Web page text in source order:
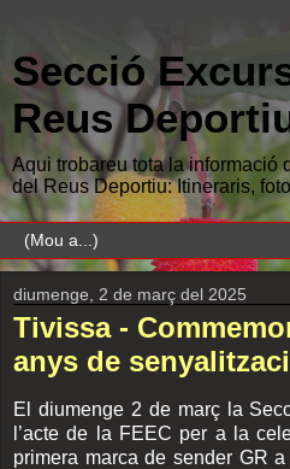
Secció
Reus
Aqui trobareu tota la informació
del Reus Deportiu: Itineraris,
diumenge, 2 de març del 2025
Tivissa -
anys de
El diumenge 2 de març la
l’acte de la FEEC per a la
primera marca de sender GR